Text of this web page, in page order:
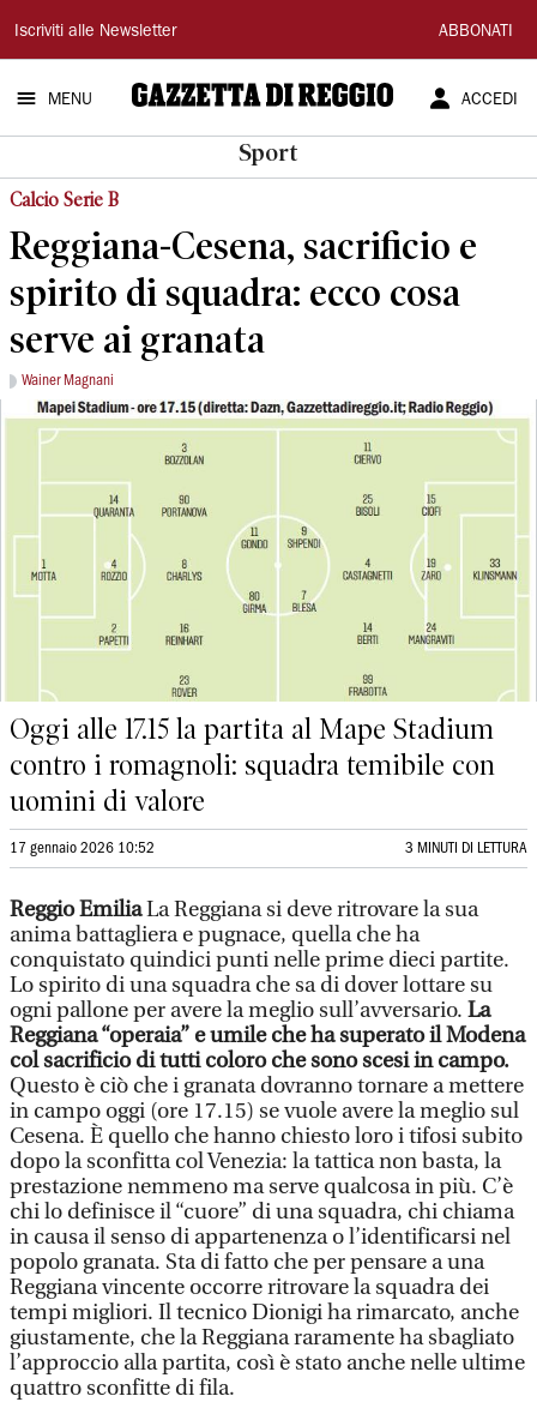
Gazzetta
di
Reggio
Iscriviti alle Newsletter ABBONATI
MENU ACCEDI
Sport
Calcio Serie B
Reggiana-Cesena, sacrificio e
spirito di squadra: ecco cosa
serve ai granata
Wainer Magnani
Oggi alle 17.15 la partita al Mape Stadium
contro i romagnoli: squadra temibile con
uomini di valore
17 gennaio 2026 10:52 3 MINUTI DI LETTURA
Reggio EmiliaLa Reggiana si deve ritrovare la sua
anima battagliera e pugnace, quella che ha
conquistato quindici punti nelle prime dieci partite.
Lo spirito di una squadra che sa di dover lottare su
ogni pallone per avere la meglio sull’avversario. La
Reggiana “operaia” e umile che ha superato il Modena
col sacrificio di tutti coloro che sono scesi in campo.
Questo è ciò che i granata dovranno tornare a mettere
in campo oggi (ore 17.15) se vuole avere la meglio sul
Cesena. È quello che hanno chiesto loro i tifosi subito
dopo la sconfitta col Venezia: la tattica non basta, la
prestazione nemmeno ma serve qualcosa in più. C’è
chi lo definisce il “cuore” di una squadra, chi chiama
in causa il senso di appartenenza o l’identificarsi nel
popolo granata. Sta di fatto che per pensare a una
Reggiana vincente occorre ritrovare la squadra dei
tempi migliori. Il tecnico Dionigi ha rimarcato, anche
giustamente, che la Reggiana raramente ha sbagliato
l’approccio alla partita, così è stato anche nelle ultime
quattro sconfitte di fila.